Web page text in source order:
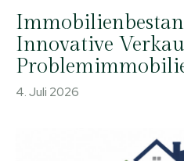
Innovative
4. Juli 2026